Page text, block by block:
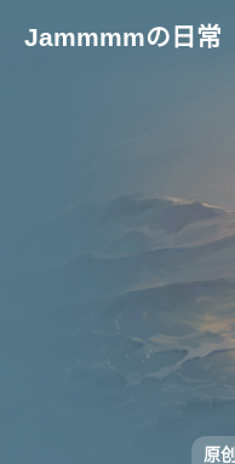
Jammmmの日常
原创